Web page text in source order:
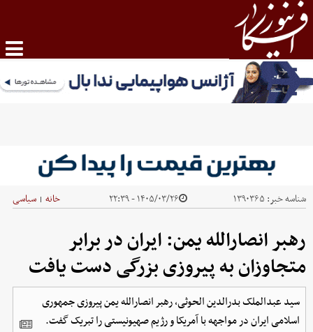
شناسه خبر: ۱۳۹۰۳۶۵ ۱۴۰۵/۰۳/۲۶ - ۲۲:۳۹ خانه | سیاسی
رهبر انصارالله یمن: ایران در برابر
متجاوزان به پیروزی بزرگی دست یافت
سید عبدالملک بدرالدین الحوثی، رهبر انصارالله یمن پیروزی جمهوری
اسلامی ایران در مواجهه با آمریکا و رژیم صهیونیستی را تبریک گفت.